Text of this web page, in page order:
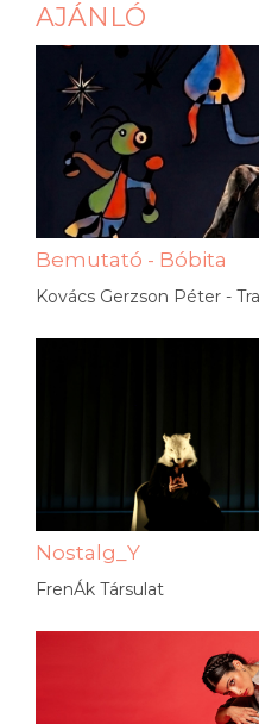
AJÁNLÓ
Bemutató - Bóbita
Kovács Gerzson Péter -
Nostalg_Y
FrenÁk Társulat